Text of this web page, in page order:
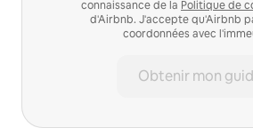
connaissance de la Politique de
d'Airbnb. J'accepte qu'Airbnb
coordonnées avec
Obtenir mon